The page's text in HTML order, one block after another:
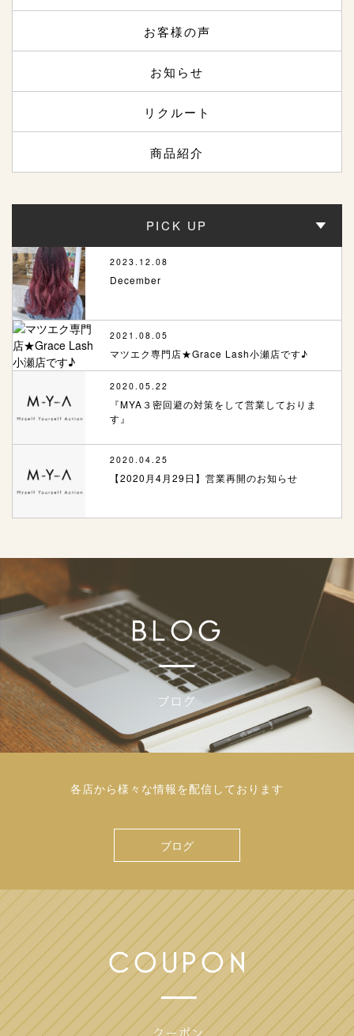
お客様の声
お知らせ
リクルート
商品紹介
PICK UP
2023.12.08
December
2021.08.05
マツエク専門店★Grace Lash小瀬店です♪
2020.05.22
『MYA３密回避の対策をして営業しておりま
す』
2020.04.25
【2020月4月29日】営業再開のお知らせ
各店から様々な情報を配信しております
ブログ